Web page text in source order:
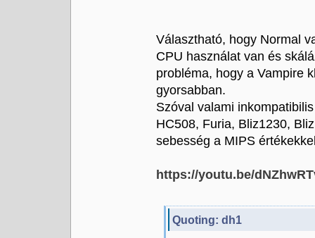
Választható, hogy Normal
CPU használat van és
probléma, hogy a Vampire
gyorsabban.
Szóval valami
HC508, Furia, Bliz1230,
sebesség a MIPS
https://youtu.be/
Quoting: dh1